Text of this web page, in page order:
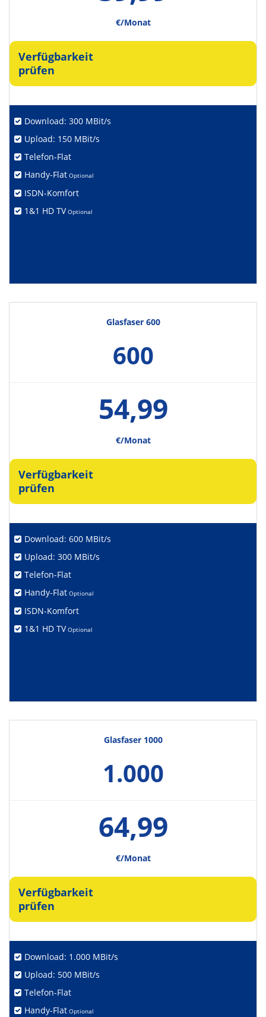
€/Monat
Verfügbarkeit
prüfen
Download: 300 MBit/s
Upload: 150 MBit/s
Telefon-Flat
Handy-Flat Optional
ISDN-Komfort
1&1 HD TV Optional
Glasfaser 600
600
54,99
€/Monat
Verfügbarkeit
prüfen
Download: 600 MBit/s
Upload: 300 MBit/s
Telefon-Flat
Handy-Flat Optional
ISDN-Komfort
1&1 HD TV Optional
Glasfaser 1000
1.000
64,99
€/Monat
Verfügbarkeit
prüfen
Download: 1.000 MBit/s
Upload: 500 MBit/s
Telefon-Flat
Handy-Flat Optional